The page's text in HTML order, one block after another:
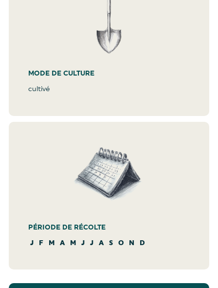
MODE DE CULTURE
cultivé
PÉRIODE DE RÉCOLTE
J F M A M J J A S O N D